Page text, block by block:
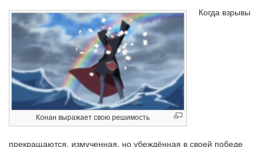
Конан выражает свою решимость
Когда взрывы
прекращаются, измученная, но убеждённая в своей победе